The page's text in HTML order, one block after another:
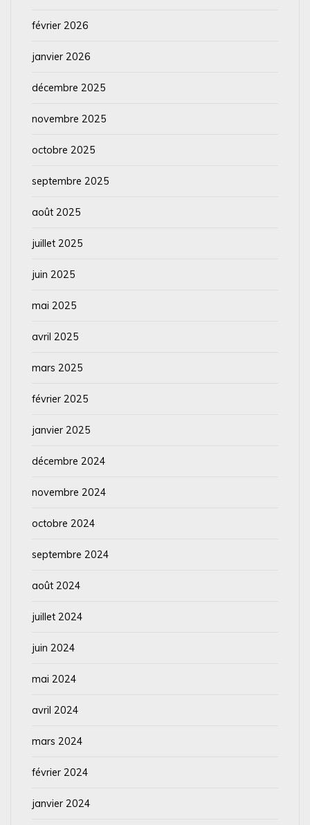
février 2026
janvier 2026
décembre 2025
novembre 2025
octobre 2025
septembre 2025
août 2025
juillet 2025
juin 2025
mai 2025
avril 2025
mars 2025
février 2025
janvier 2025
décembre 2024
novembre 2024
octobre 2024
septembre 2024
août 2024
juillet 2024
juin 2024
mai 2024
avril 2024
mars 2024
février 2024
janvier 2024